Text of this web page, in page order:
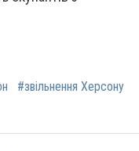
#звільнення Херсону